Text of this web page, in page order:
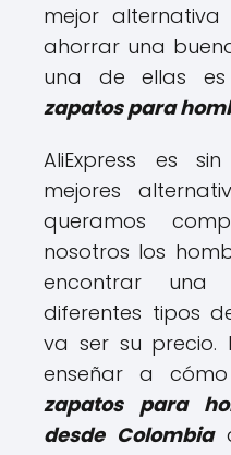
mejor
ahorrar una
una de ellas
zapatos para
AliExpress es
mejores
queramos
nosotros los
encontrar
diferentes tipos
va ser su precio.
enseñar a
zapatos para
desde Colombia